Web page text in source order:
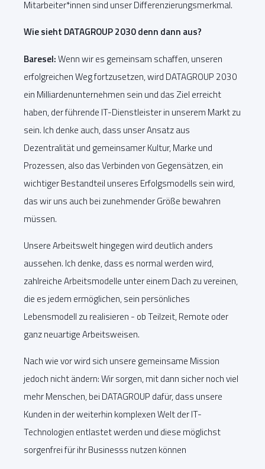
Mitarbeiter*innen sind unser Differenzierungsmerkmal.
Wie sieht DATAGROUP 2030 denn dann aus?
Baresel:Wenn wir es gemeinsam schaffen, unseren
erfolgreichen Weg fortzusetzen, wird DATAGROUP 2030
ein Milliardenunternehmen sein und das Ziel erreicht
haben, der führende IT-Dienstleister in unserem Markt zu
sein. Ich denke auch, dass unser Ansatz aus
Dezentralität und gemeinsamer Kultur, Marke und
Prozessen, also das Verbinden von Gegensätzen, ein
wichtiger Bestandteil unseres Erfolgsmodells sein wird,
das wir uns auch bei zunehmender Größe bewahren
müssen.
Unsere Arbeitswelt hingegen wird deutlich anders
aussehen. Ich denke, dass es normal werden wird,
zahlreiche Arbeitsmodelle unter einem Dach zu vereinen,
die es jedem ermöglichen, sein persönliches
Lebensmodell zu realisieren - ob Teilzeit, Remote oder
ganz neuartige Arbeitsweisen.
Nach wie vor wird sich unsere gemeinsame Mission
jedoch nicht ändern: Wir sorgen, mit dann sicher noch viel
mehr Menschen, bei DATAGROUP dafür, dass unsere
Kunden in der weiterhin komplexen Welt der IT-
Technologien entlastet werden und diese möglichst
sorgenfrei für ihr Businesss nutzen können